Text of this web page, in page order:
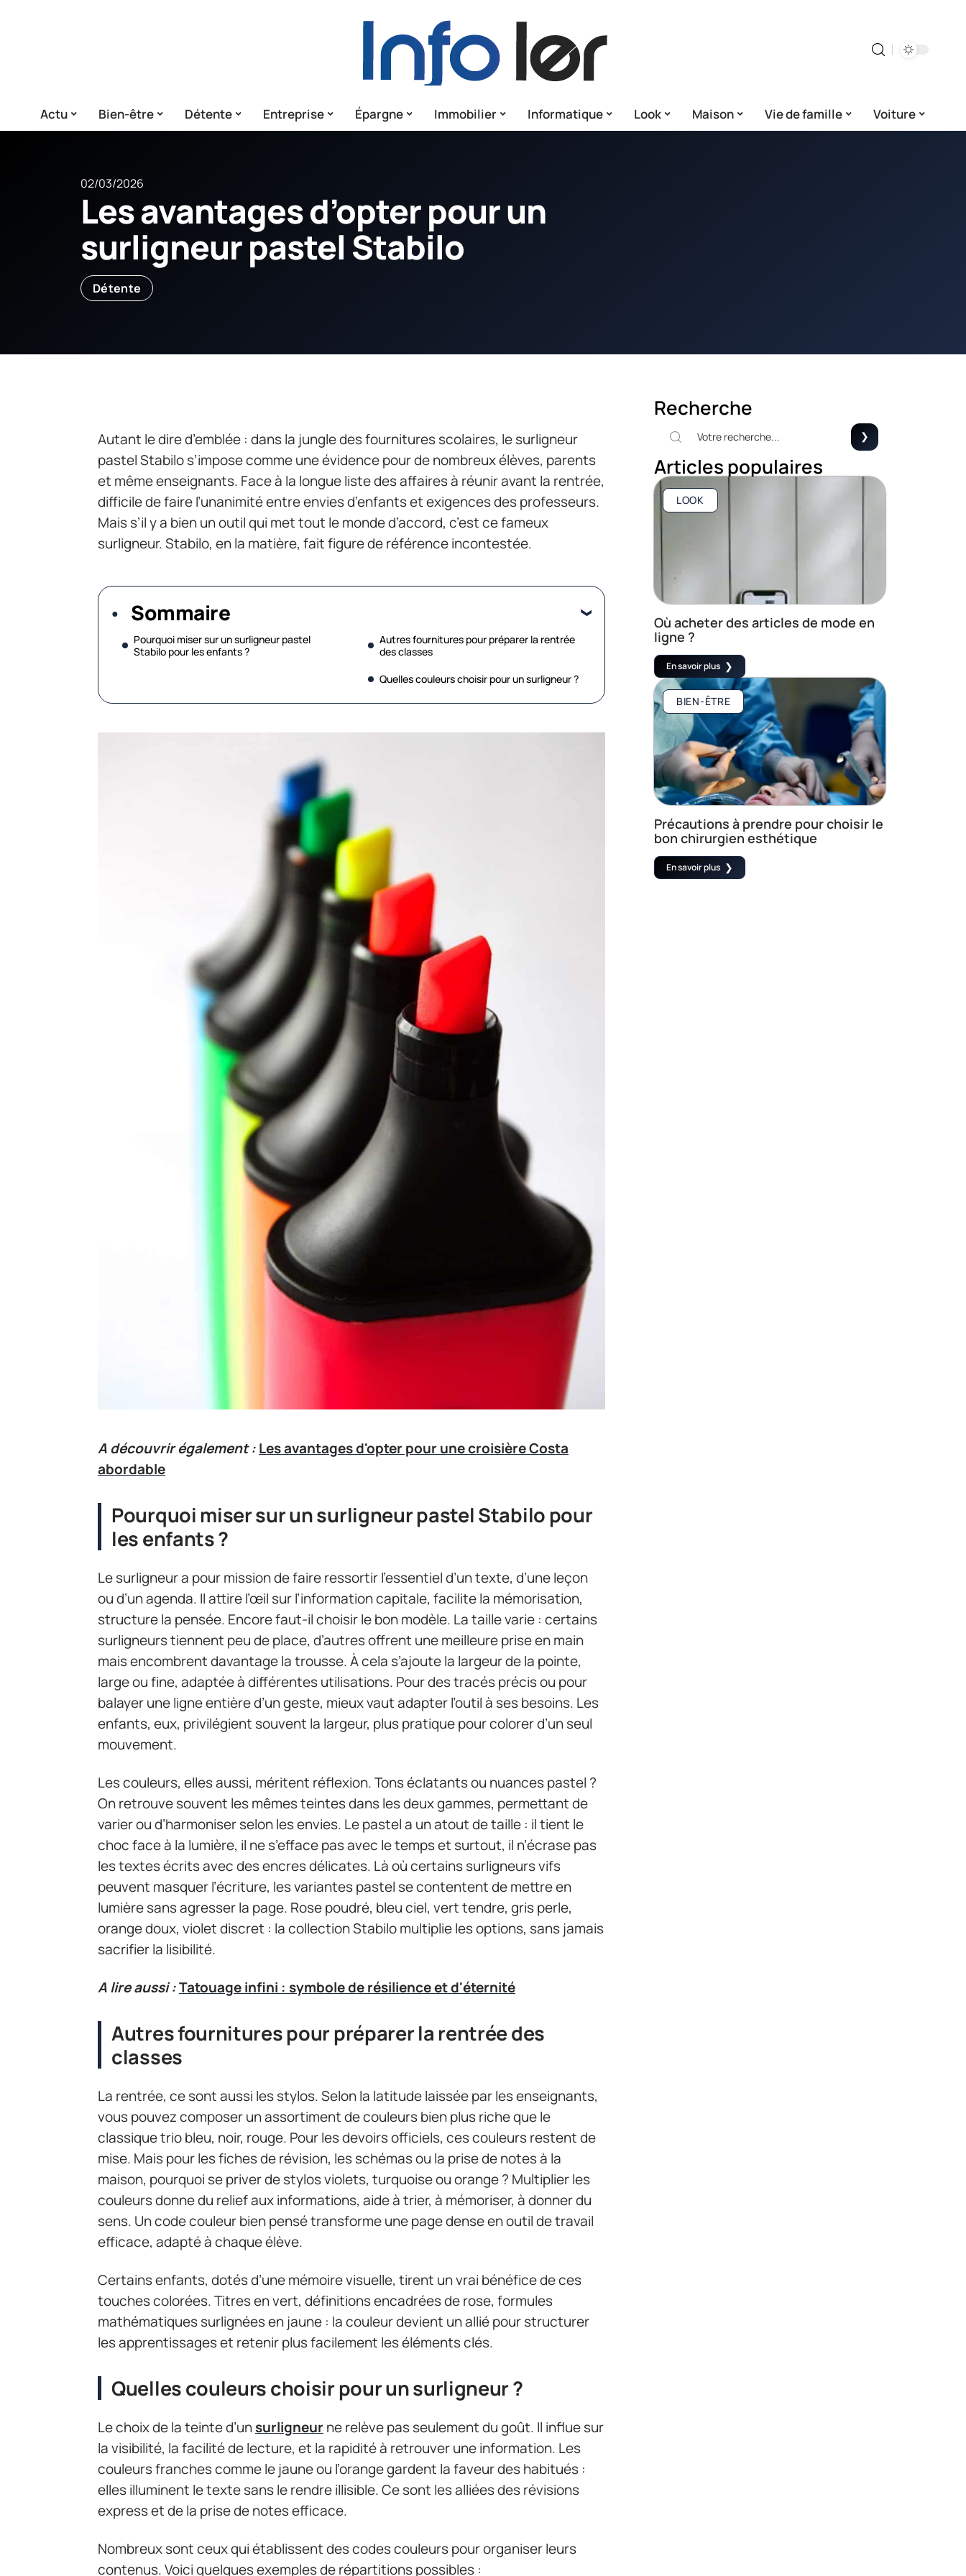
Actu Bien-être Détente Entreprise Épargne Immobilier Informatique Look Maison Vie de famille Voiture
02/03/2026
Les avantages d’opter pour un
surligneur pastel Stabilo
Détente
Autant le dire d’emblée : dans la jungle des fournitures scolaires, le surligneur
pastel Stabilo s’impose comme une évidence pour de nombreux élèves, parents
et même enseignants. Face à la longue liste des affaires à réunir avant la rentrée,
difficile de faire l’unanimité entre envies d’enfants et exigences des professeurs.
Mais s’il y a bien un outil qui met tout le monde d’accord, c’est ce fameux
surligneur. Stabilo, en la matière, fait figure de référence incontestée.
Sommaire
Pourquoi miser sur un surligneur pastel
Stabilo pour les enfants ?
Autres fournitures pour préparer la rentrée
des classes
Quelles couleurs choisir pour un surligneur ?
A découvrir également :Les avantages d'opter pour une croisière Costa
abordable
Pourquoi miser sur un surligneur pastel Stabilo pour
les enfants ?
Le surligneur a pour mission de faire ressortir l’essentiel d’un texte, d’une leçon
ou d’un agenda. Il attire l’œil sur l’information capitale, facilite la mémorisation,
structure la pensée. Encore faut-il choisir le bon modèle. La taille varie : certains
surligneurs tiennent peu de place, d’autres offrent une meilleure prise en main
mais encombrent davantage la trousse. À cela s’ajoute la largeur de la pointe,
large ou fine, adaptée à différentes utilisations. Pour des tracés précis ou pour
balayer une ligne entière d’un geste, mieux vaut adapter l’outil à ses besoins. Les
enfants, eux, privilégient souvent la largeur, plus pratique pour colorer d’un seul
mouvement.
Les couleurs, elles aussi, méritent réflexion. Tons éclatants ou nuances pastel ?
On retrouve souvent les mêmes teintes dans les deux gammes, permettant de
varier ou d’harmoniser selon les envies. Le pastel a un atout de taille : il tient le
choc face à la lumière, il ne s’efface pas avec le temps et surtout, il n’écrase pas
les textes écrits avec des encres délicates. Là où certains surligneurs vifs
peuvent masquer l’écriture, les variantes pastel se contentent de mettre en
lumière sans agresser la page. Rose poudré, bleu ciel, vert tendre, gris perle,
orange doux, violet discret : la collection Stabilo multiplie les options, sans jamais
sacrifier la lisibilité.
A lire aussi :Tatouage infini : symbole de résilience et d'éternité
Autres fournitures pour préparer la rentrée des
classes
La rentrée, ce sont aussi les stylos. Selon la latitude laissée par les enseignants,
vous pouvez composer un assortiment de couleurs bien plus riche que le
classique trio bleu, noir, rouge. Pour les devoirs officiels, ces couleurs restent de
mise. Mais pour les fiches de révision, les schémas ou la prise de notes à la
maison, pourquoi se priver de stylos violets, turquoise ou orange ? Multiplier les
couleurs donne du relief aux informations, aide à trier, à mémoriser, à donner du
sens. Un code couleur bien pensé transforme une page dense en outil de travail
efficace, adapté à chaque élève.
Certains enfants, dotés d’une mémoire visuelle, tirent un vrai bénéfice de ces
touches colorées. Titres en vert, définitions encadrées de rose, formules
mathématiques surlignées en jaune : la couleur devient un allié pour structurer
les apprentissages et retenir plus facilement les éléments clés.
Quelles couleurs choisir pour un surligneur ?
Le choix de la teinte d’unsurligneurne relève pas seulement du goût. Il influe sur
la visibilité, la facilité de lecture, et la rapidité à retrouver une information. Les
couleurs franches comme le jaune ou l’orange gardent la faveur des habitués :
elles illuminent le texte sans le rendre illisible. Ce sont les alliées des révisions
express et de la prise de notes efficace.
Nombreux sont ceux qui établissent des codes couleurs pour organiser leurs
contenus. Voici quelques exemples de répartitions possibles :
Recherche
Articles populaires
LOOK
Où acheter des articles de mode en
ligne ?
En savoir plus
BIEN-ÊTRE
Précautions à prendre pour choisir le
bon chirurgien esthétique
En savoir plus